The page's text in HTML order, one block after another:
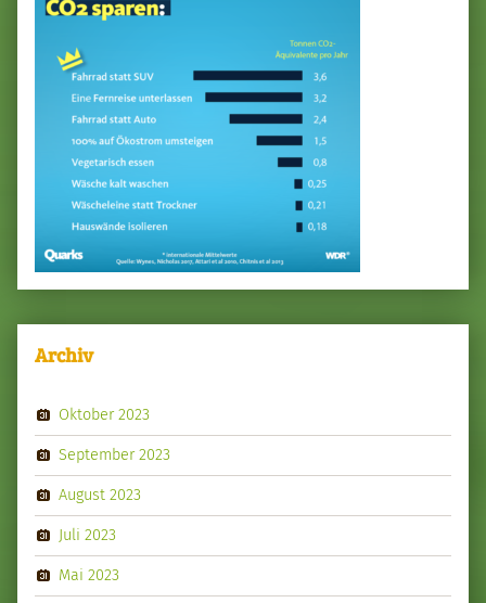
Archiv
Oktober 2023
September 2023
August 2023
Juli 2023
Mai 2023